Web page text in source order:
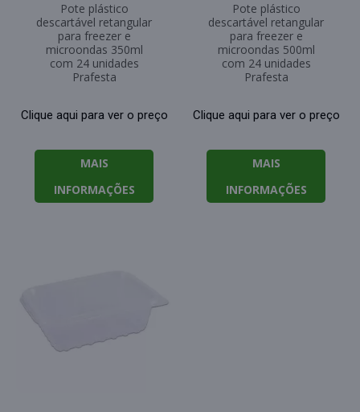
Pote plástico
descartável retangular
para freezer e
microondas 350ml
com 24 unidades
Prafesta
Clique aqui para ver o preço
MAIS
INFORMAÇÕES
Pote plástico
descartável retangular
para freezer e
microondas 500ml
com 24 unidades
Prafesta
Clique aqui para ver o preço
MAIS
INFORMAÇÕES